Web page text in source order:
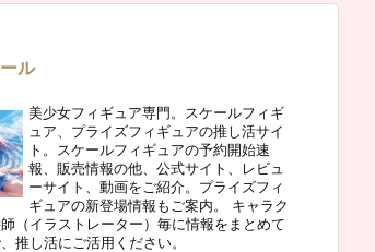
ル
美少女フィギュア専門。スケールフィギ
ュア、プライズフィギュアの推し活サイ
ト。スケールフィギュアの予約開始速
報、販売情報の他、公式サイト、レビュ
ーサイト、動画をご紹介。プライズフィ
ギュアの新登場情報もご案内。 キャラク
（イラストレーター）毎に情報をまとめて
推し活にご活用ください。